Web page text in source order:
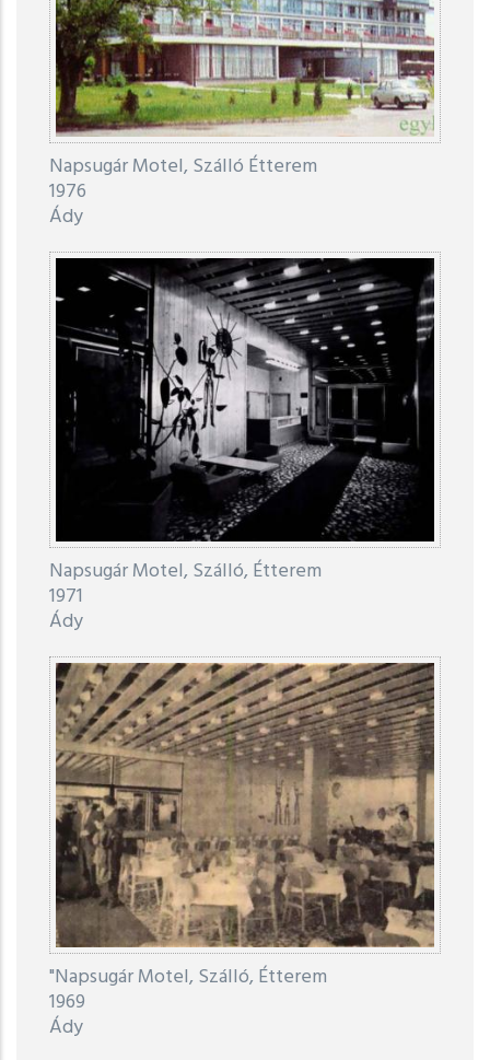
Napsugár Motel, Szálló Étterem
1976
Ády
Napsugár Motel, Szálló, Étterem
1971
Ády
"Napsugár Motel, Szálló, Étterem
1969
Ády